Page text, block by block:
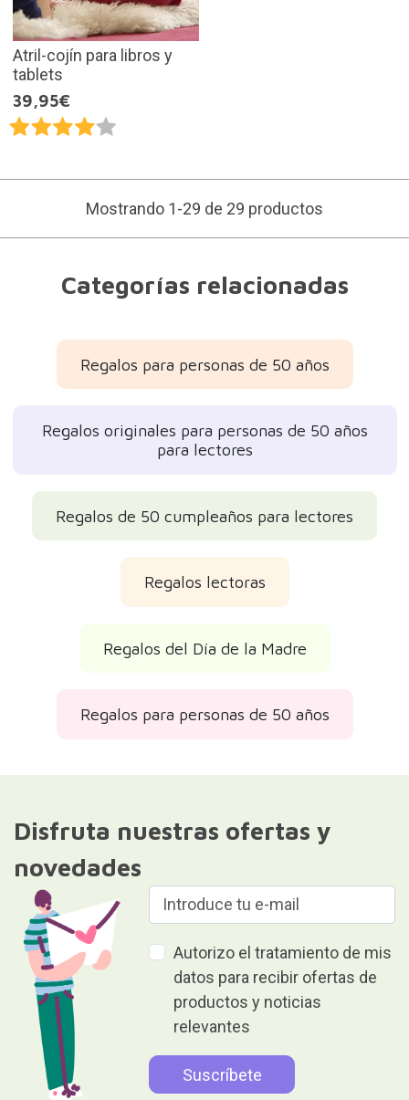
Atril-cojín para libros y
tablets
39,95€
Mostrando 1-29 de 29 productos
Categorías relacionadas
Regalos para personas de 50 años
Regalos originales para personas de 50 años
para lectores
Regalos de 50 cumpleaños para lectores
Regalos lectoras
Regalos del Día de la Madre
Regalos para personas de 50 años
Disfruta nuestras ofertas y
novedades
Autorizo el tratamiento de mis
datos para recibir ofertas de
productos y noticias
relevantes